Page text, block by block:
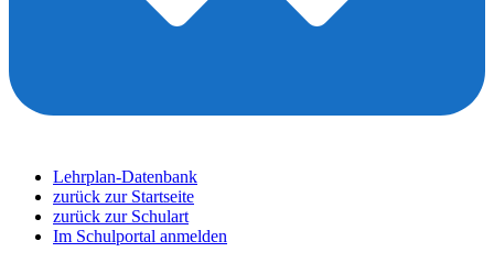
Lehrplan-Datenbank
zurück zur Startseite
zurück zur Schulart
Im Schulportal anmelden